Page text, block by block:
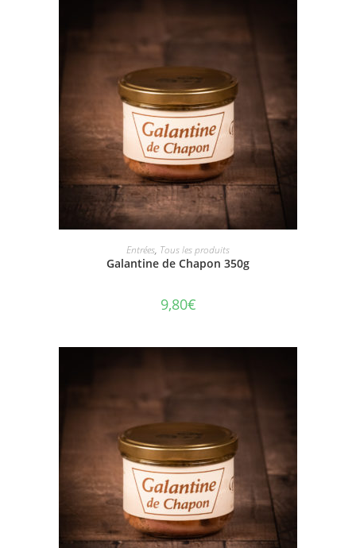
AJOUTER AU PANIER
Entrées, Tous les produits
Galantine de Chapon 350g
9,80€